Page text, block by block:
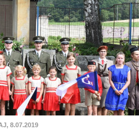
8.07.2019